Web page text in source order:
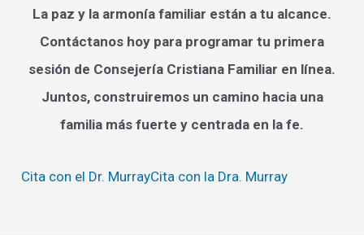
La paz y la armonía familiar están a tu alcance.
Contáctanos hoy para programar tu primera
sesión de Consejería Cristiana Familiar en línea.
Juntos, construiremos un camino hacia una
familia más fuerte y centrada en la fe.
Cita con el Dr. MurrayCita con la Dra. Murray